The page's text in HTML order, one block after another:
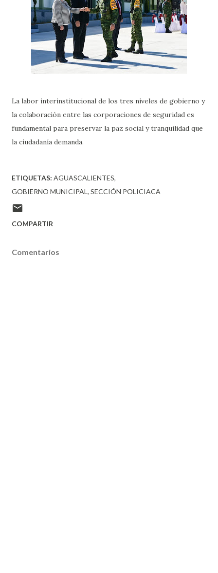
La labor interinstitucional de los tres niveles de gobierno y
la colaboración entre las corporaciones de seguridad es
fundamental para preservar la paz social y tranquilidad que
la ciudadanía demanda.
ETIQUETAS: AGUASCALIENTES
GOBIERNO MUNICIPAL SECCIÓN POLICIACA
COMPARTIR
Comentarios